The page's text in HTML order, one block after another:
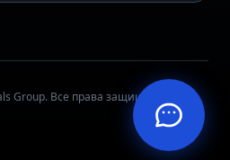
Group. Все права защищены.